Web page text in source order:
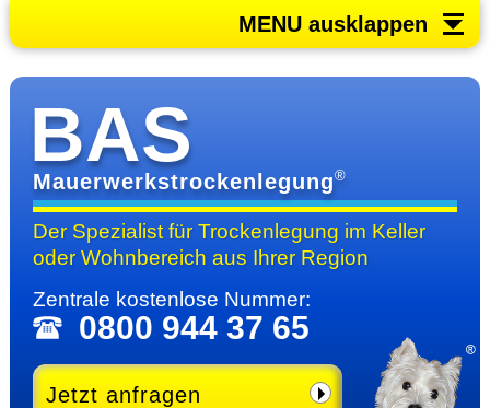
MENU ausklappen
BAS
Mauerwerkstrockenlegung®
Der Spezialist für Trocken­legung im Keller
oder Wohn­bereichaus Ihrer Region
Zentrale kosten­lose Nummer:
0800 944 37 65
Jetzt anfragen